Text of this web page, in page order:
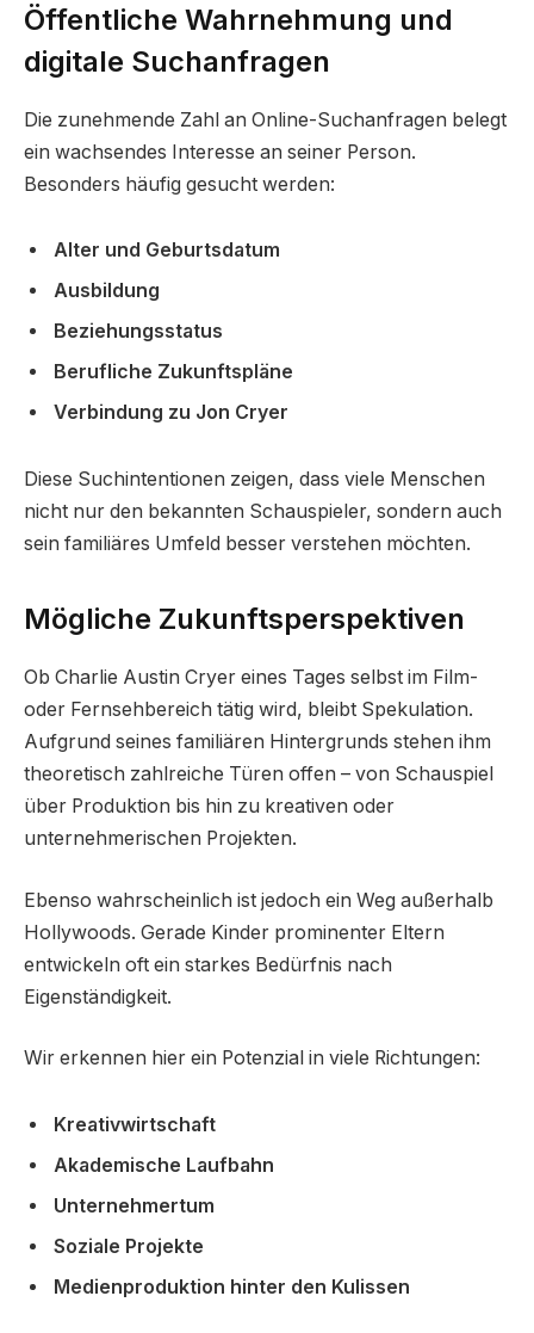
Öffentliche Wahrnehmung und
digitale Suchanfragen
Die zunehmende Zahl an Online-Suchanfragen belegt
ein wachsendes Interesse an seiner Person.
Besonders häufig gesucht werden:
Alter und Geburtsdatum
Ausbildung
Beziehungsstatus
Berufliche Zukunftspläne
Verbindung zu Jon Cryer
Diese Suchintentionen zeigen, dass viele Menschen
nicht nur den bekannten Schauspieler, sondern auch
sein familiäres Umfeld besser verstehen möchten.
Mögliche Zukunftsperspektiven
Ob Charlie Austin Cryer eines Tages selbst im Film-
oder Fernsehbereich tätig wird, bleibt Spekulation.
Aufgrund seines familiären Hintergrunds stehen ihm
theoretisch zahlreiche Türen offen – von Schauspiel
über Produktion bis hin zu kreativen oder
unternehmerischen Projekten.
Ebenso wahrscheinlich ist jedoch ein Weg außerhalb
Hollywoods. Gerade Kinder prominenter Eltern
entwickeln oft ein starkes Bedürfnis nach
Eigenständigkeit.
Wir erkennen hier ein Potenzial in viele Richtungen:
Kreativwirtschaft
Akademische Laufbahn
Unternehmertum
Soziale Projekte
Medienproduktion hinter den Kulissen